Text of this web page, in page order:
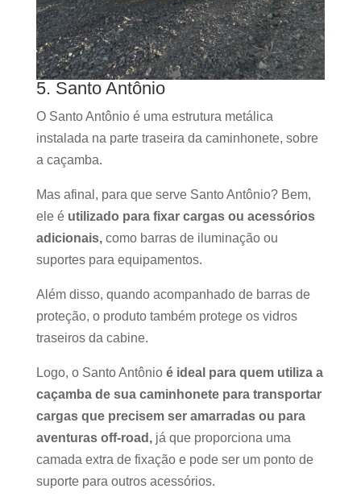
5. Santo Antônio
O Santo Antônio é uma estrutura metálica
instalada na parte traseira da caminhonete, sobre
a caçamba.
Mas afinal, para que serve Santo Antônio? Bem,
ele é utilizado para fixar cargas ou acessórios
adicionais,como barras de iluminação ou
suportes para equipamentos.
Além disso, quando acompanhado de barras de
proteção, o produto também protege os vidros
traseiros da cabine.
Logo, o Santo Antônio é ideal para quem utiliza a
caçamba de sua caminhonete para transportar
cargas que precisem ser amarradas ou para
aventuras off-road,já que proporciona uma
camada extra de fixação e pode ser um ponto de
suporte para outros acessórios.